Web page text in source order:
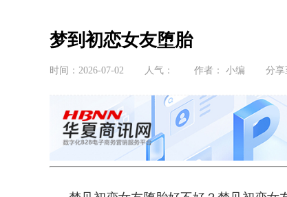
梦到初恋女友堕胎
时间：2026-07-02 人气： 作者： 小编 分享